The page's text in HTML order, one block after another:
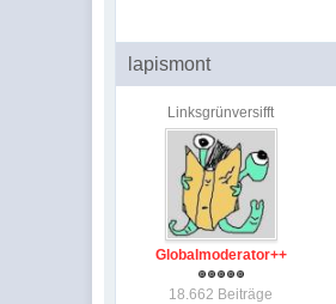
lapismont
Linksgrünversifft
Globalmoderator++
18.662 Beiträge